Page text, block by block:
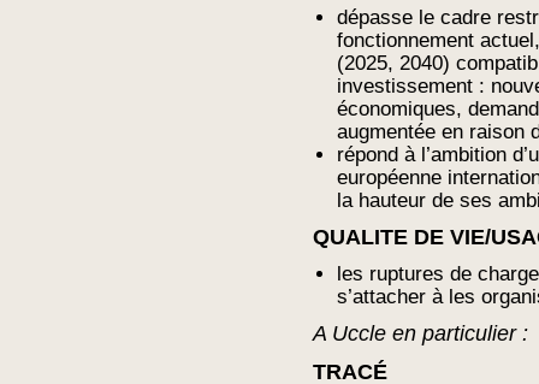
dépasse le cadre
fonctionnement
(2025, 2040)
investissement :
économiques,
augmentée en raison
répond à l’ambition
européenne
la hauteur de ses
QUALITE DE VIE/
les ruptures de
s’attacher à les
A Uccle en particulier :
TRACÉ